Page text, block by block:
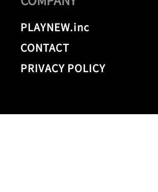
PLAYNEW.inc
CONTACT
PRIVACY POLICY